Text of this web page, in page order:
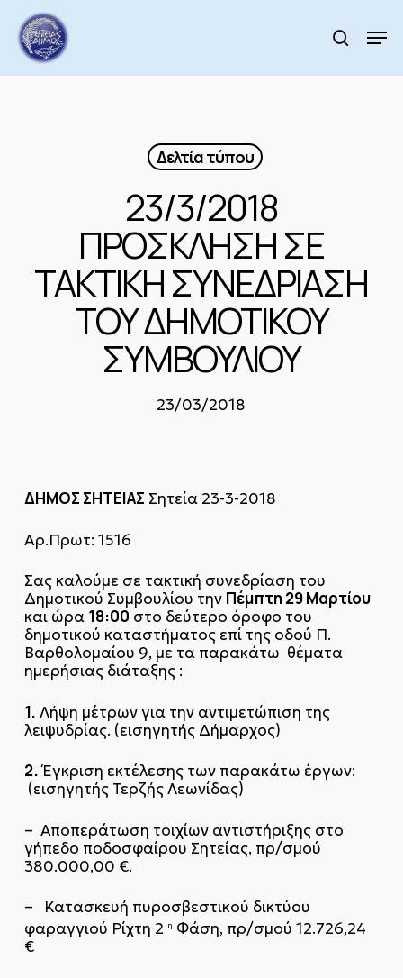
main
content
search
Δελτία τύπου
23/3/2018
ΠΡΟΣΚΛΗΣΗ ΣΕ
ΤΑΚΤΙΚΗ ΣΥΝΕΔΡΙΑΣΗ
ΤΟΥ ΔΗΜΟΤΙΚΟΥ
ΣΥΜΒΟΥΛΙΟΥ
23/03/2018
ΔΗΜΟΣ ΣΗΤΕΙΑΣ Σητεία 23-3-2018
Αρ.Πρωτ: 1516
Σας καλούμε σε τακτική συνεδρίαση του
Δημοτικού Συμβουλίου την Πέμπτη 29 Μαρτίου
και ώρα 18:00 στο δεύτερο όροφο του
δημοτικού καταστήματος επί της οδού Π.
Βαρθολομαίου 9, με τα παρακάτω θέματα
ημερήσιας διάταξης :
1. Λήψη μέτρων για την αντιμετώπιση της
λειψυδρίας. (εισηγητής Δήμαρχος)
2.Έγκριση εκτέλεσης των παρακάτω έργων:
(εισηγητής Τερζής Λεωνίδας)
– Αποπεράτωση τοιχίων αντιστήριξης στο
γήπεδο ποδοσφαίρου Σητείας, πρ/σμού
380.000,00 €.
– Κατασκευή πυροσβεστικού δικτύου
φαραγγιού Ρίχτη 2 η Φάση, πρ/σμού 12.726,24
€
Menu